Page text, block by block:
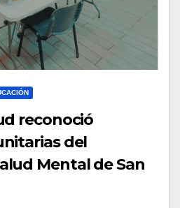
reconoció
del
Mental de San